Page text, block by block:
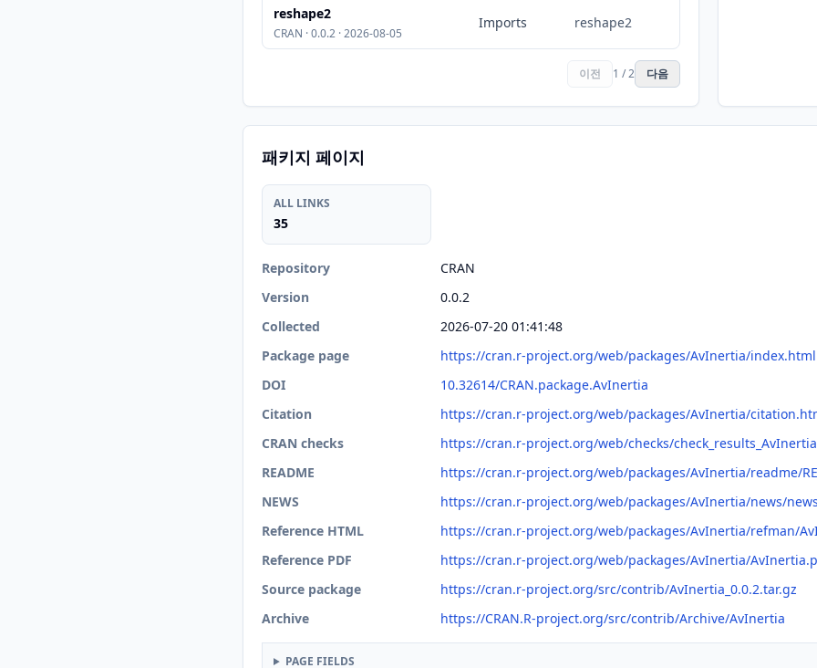
reshape2
CRAN · 0.0.2 · 2026-08-05
Imports reshape2
이전 1 / 2 다음
패키지 페이지
ALL LINKS
35
Repository
CRAN
Version
0.0.2
Collected
2026-07-20 01:41:48
Package page
https://cran.r-project.org/web/packages/AvInertia/index.html
DOI
10.32614/CRAN.package.AvInertia
Citation
https://cran.r-project.org/web/packages/AvInertia/
CRAN checks
https://cran.r-project.org/web/checks/
README
https://cran.r-project.org/web/packages/AvInertia/readme/
NEWS
https://cran.r-project.org/web/packages/AvInertia/news/
Reference HTML
https://cran.r-project.org/web/packages/AvInertia/refman/
Reference PDF
https://cran.r-project.org/web/packages/AvInertia/
Source package
https://cran.r-project.org/src/contrib/AvInertia_0.0.2.tar.gz
Archive
https://CRAN.R-project.org/src/contrib/Archive/AvInertia
PAGE FIELDS